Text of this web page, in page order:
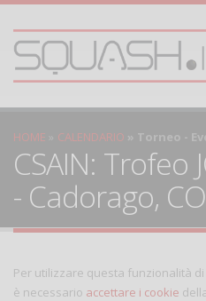
HOME CALENDARIO Torneo -
CSAIN: Trofeo
- Cadorago, CO
Per utilizzare questa funzionalità
è necessario accettare i cookie